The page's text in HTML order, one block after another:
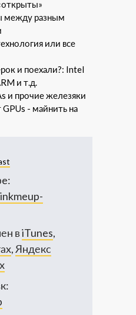
между разным
или все
и поехали?: Intel
и т.д.
и прочие железяки
- майнить на
вiTunes,
, Яндекс